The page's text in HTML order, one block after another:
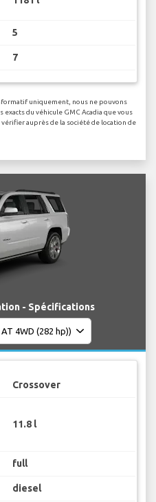
5
7
uniquement, nous ne pouvons
du véhicule GMC Acadia que vous
auprès de la société de location de
- Spécifications
Crossover
11.8 l
full
diesel